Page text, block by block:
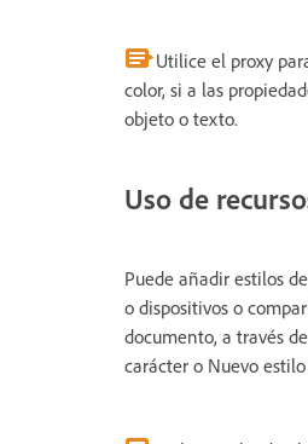
Utilice el proxy
color, si a las
objeto o texto.
Uso de
Puede añadir estilos
o dispositivos o
documento, a través
carácter o Nuevo